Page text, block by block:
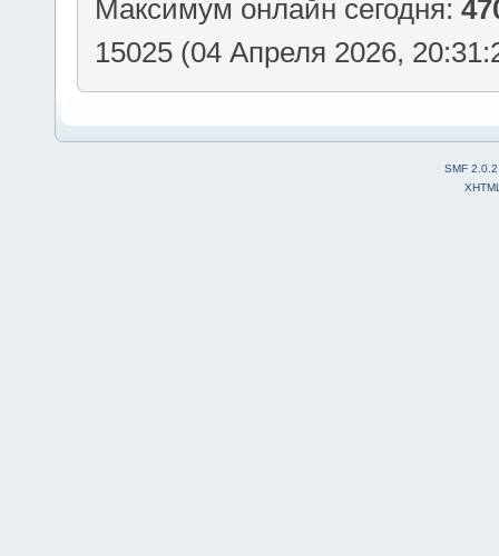
Максимум онлайн сегодня:
15025 (04 Апреля 2026,
SMF 2.0.2